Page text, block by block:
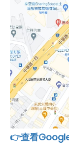
👉查看